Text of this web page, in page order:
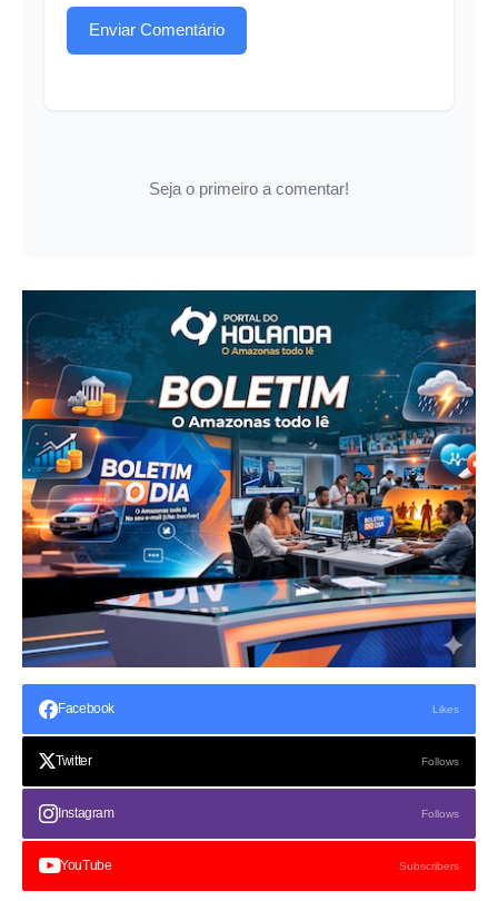
Enviar Comentário
Seja o primeiro a comentar!
Facebook Likes
Twitter Follows
Instagram Follows
YouTube Subscribers